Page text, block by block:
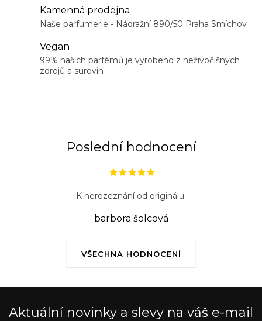
Kamenná prodejna
Naše parfumerie - Nádražní 890/50 Praha Smíchov
Vegan
99% našich parfémů je vyrobeno z neživočišných
zdrojů a surovin
Poslední hodnocení
VŠECHNA HODNOCENÍ
K nerozeznání od originálu.
barbora šolcová
Aktuální novinky a slevy na váš e-mail